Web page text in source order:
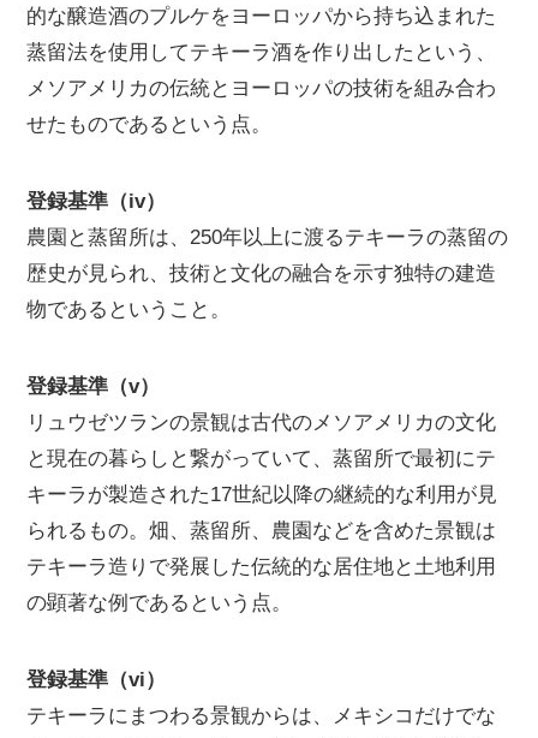
的な醸造酒のプルケをヨーロッパから持ち込まれた
蒸留法を使用してテキーラ酒を作り出したという、
メソアメリカの伝統とヨーロッパの技術を組み合わ
せたものであるという点。
登録基準（iv）
農園と蒸留所は、250年以上に渡るテキーラの蒸留の
歴史が見られ、技術と文化の融合を示す独特の建造
物であるということ。
登録基準（v）
リュウゼツランの景観は古代のメソアメリカの文化
と現在の暮らしと繋がっていて、蒸留所で最初にテ
キーラが製造された17世紀以降の継続的な利用が見
られるもの。畑、蒸留所、農園などを含めた景観は
テキーラ造りで発展した伝統的な居住地と土地利用
の顕著な例であるという点。
登録基準（vi）
テキーラにまつわる景観からは、メキシコだけでな